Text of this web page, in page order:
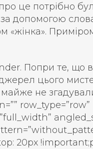
це потрібно
допомогою
«жінка».
Попри те, що
цього
не
row_type=”row”
20px